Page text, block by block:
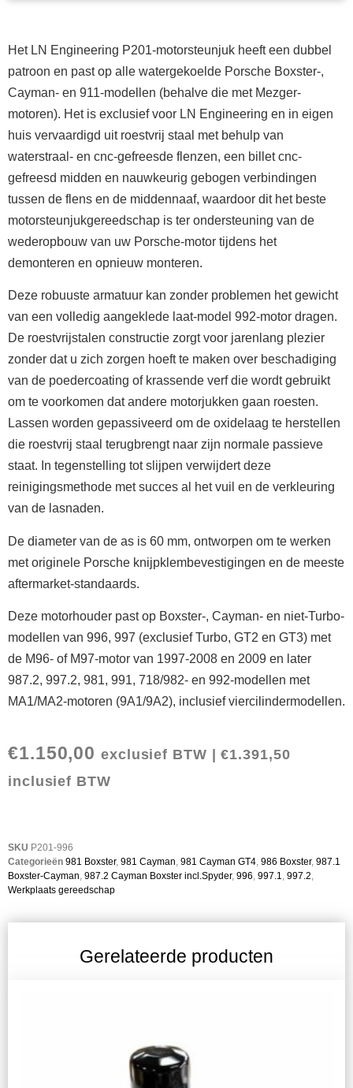
Het LN Engineering P201-motorsteunjuk heeft een dubbel
patroon en past op alle watergekoelde Porsche Boxster-,
Cayman- en 911-modellen (behalve die met Mezger-
motoren). Het is exclusief voor LN Engineering en in eigen
huis vervaardigd uit roestvrij staal met behulp van
waterstraal- en cnc-gefreesde flenzen, een billet cnc-
gefreesd midden en nauwkeurig gebogen verbindingen
tussen de flens en de middennaaf, waardoor dit het beste
motorsteunjukgereedschap is ter ondersteuning van de
wederopbouw van uw Porsche-motor tijdens het
demonteren en opnieuw monteren.
Deze robuuste armatuur kan zonder problemen het gewicht
van een volledig aangeklede laat-model 992-motor dragen.
De roestvrijstalen constructie zorgt voor jarenlang plezier
zonder dat u zich zorgen hoeft te maken over beschadiging
van de poedercoating of krassende verf die wordt gebruikt
om te voorkomen dat andere motorjukken gaan roesten.
Lassen worden gepassiveerd om de oxidelaag te herstellen
die roestvrij staal terugbrengt naar zijn normale passieve
staat. In tegenstelling tot slijpen verwijdert deze
reinigingsmethode met succes al het vuil en de verkleuring
van de lasnaden.
De diameter van de as is 60 mm, ontworpen om te werken
met originele Porsche knijpklembevestigingen en de meeste
aftermarket-standaards.
Deze motorhouder past op Boxster-, Cayman- en niet-Turbo-
modellen van 996, 997 (exclusief Turbo, GT2 en GT3) met
de M96- of M97-motor van 1997-2008 en 2009 en later
987.2, 997.2, 981, 991, 718/982- en 992-modellen met
MA1/MA2-motoren (9A1/9A2), inclusief viercilindermodellen.
€1.150,00 exclusief BTW |€1.391,50
inclusief BTW
SKU P201-996
Categorieën 981 Boxster, 981 Cayman, 981 Cayman GT4, 986 Boxster, 987.1
Boxster-Cayman, 987.2 Cayman Boxster incl.Spyder, 996, 997.1, 997.2,
Werkplaats gereedschap
Gerelateerde producten